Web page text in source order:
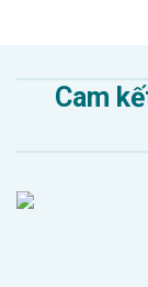
Cam